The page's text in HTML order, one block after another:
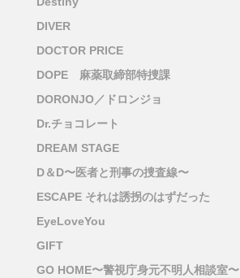
DIVER
DOCTOR PRICE
DOPE 麻薬取締部特捜課
DORONJO／ドロンジョ
Dr.チョコレート
DREAM STAGE
D＆D〜医者と刑事の捜査線〜
ESCAPE それは誘拐のはずだった
EyeLoveYou
GIFT
GO HOME〜警視庁身元不明人相談室〜